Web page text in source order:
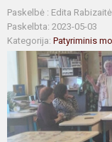
Paskelbė : Edita Rabizaitė
Paskelbta: 2023-05-03
Kategorija: Patyriminis